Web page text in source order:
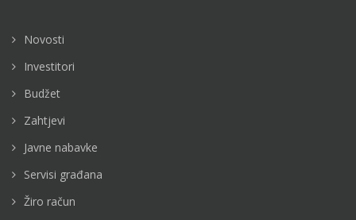
Novosti
Investitori
Budžet
Zahtjevi
Javne nabavke
Servisi građana
Žiro račun